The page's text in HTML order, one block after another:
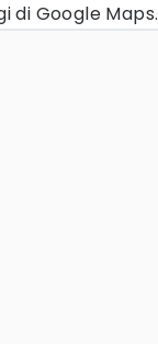
di Google Maps.